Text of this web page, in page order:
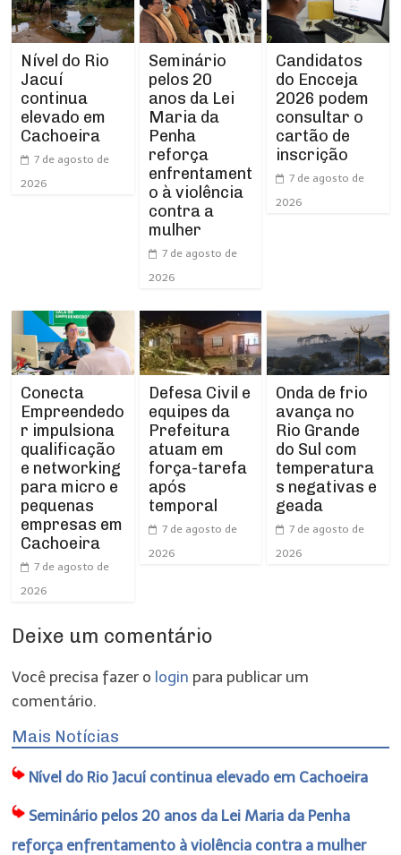
Nível do Rio
Jacuí
continua
elevado em
Cachoeira
7 de agosto de
2026
Seminário
pelos 20
anos da Lei
Maria da
Penha
reforça
enfrentament
o à violência
contra a
mulher
7 de agosto de
2026
Candidatos
do Encceja
2026 podem
consultar o
cartão de
inscrição
7 de agosto de
2026
Conecta
Empreendedo
r impulsiona
qualificação
e networking
para micro e
pequenas
empresas em
Cachoeira
7 de agosto de
2026
Defesa Civil e
equipes da
Prefeitura
atuam em
força-tarefa
após
temporal
7 de agosto de
2026
Onda de frio
avança no
Rio Grande
do Sul com
temperatura
s negativas e
geada
7 de agosto de
2026
Deixe um comentário
Você precisa fazer o login para publicar um
comentário.
Mais Notícias
Nível do Rio Jacuí continua elevado em Cachoeira
Seminário pelos 20 anos da Lei Maria da Penha
reforça enfrentamento à violência contra a mulher